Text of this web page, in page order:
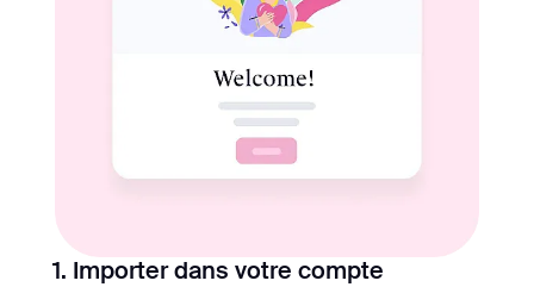
1. Importer dans votre compte